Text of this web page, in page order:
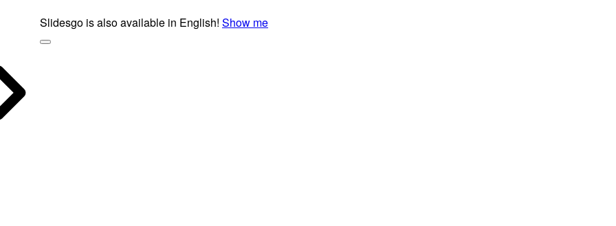
Slidesgo is also available in English! Show me